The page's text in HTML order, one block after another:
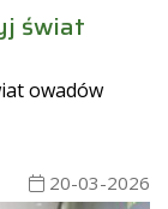
świat
owadów
20-03-2026